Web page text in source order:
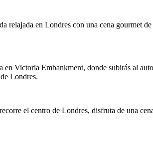
relajada en Londres con una cena gourmet
en Victoria Embankment, donde subirás al
Londres.
el centro de Londres, disfruta de una